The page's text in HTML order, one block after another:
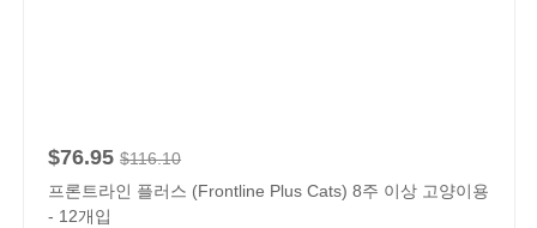
$76.95 $116.10
프론트라인 플러스 (Frontline Plus Cats) 8주 이상 고양이용
- 12개입